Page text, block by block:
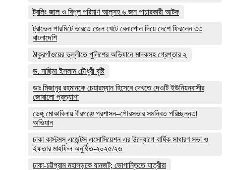
ট্রলিং জাল ও বিপুল পরিমাণ আলুসহ ৬ জন পাচারকারী আটক
ট্রাভেল পারমিটে ভারতে জেল খেটে বেনাপোল দিয়ে দেশে ফিরলেন ৩৩
বাংলাদেশি
ঠাকুরগাঁওয়ের ভূল্লীতে পুলিশের অভিযানে মাদকসহ গ্রেপ্তার ২
ড. নাছিমা ইসলাম চৌধুরী বৃষ্টি
ডাঃ মিজানুর রহমানকে চেয়ারম্যান হিসেবে দেখতে দেওটি ইউনিয়নবাসীর
জোরালো প্রত্যাশা
ডেঙ্গু মোকাবিলায় বীরগঞ্জে প্রশাসন–পৌরসভার সমন্বিত পরিচ্ছন্নতা
অভিযান
ঢাকা কাস্টমস্ এজেন্টস্ এসোসিয়েশন এর উদ্যোগে বার্ষিক সাধারণ সভা ও
ইফতার মাহফিল অনুষ্ঠিত-২০২৫/২৬
ঢাকা-চট্টগ্রাম মহাসড়কে যানজট; ভোগান্তিতে যাত্রীরা